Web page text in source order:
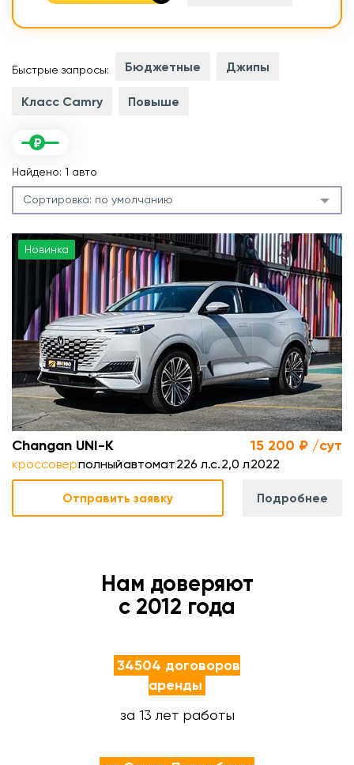
Быстрые запросы: Бюджетные Джипы
Класс Camry Повыше
Найдено: 1 авто
Сортировка: по умолчанию
Новинка
Changan UNI-K 15 200 ₽ /сут
кроссоверполныйавтомат226 л.с.2,0 л2022
Отправить заявку Подробнее
Нам доверяют
с 2012 года
34504 договоров
аренды
за 13 лет работы